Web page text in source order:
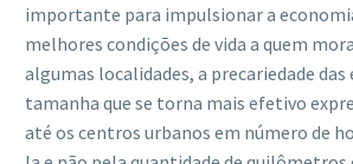
importante para impulsionar a
melhores condições de vida a quem
algumas localidades, a precariedade das
tamanha que se torna mais efetivo
até os centros urbanos em número de